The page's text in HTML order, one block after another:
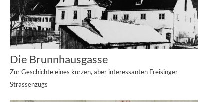
Die Brunnhausgasse
Zur Geschichte eines kurzen, aber interessanten Freisinger
Strassenzugs